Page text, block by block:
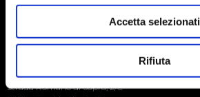
Accetta selezionati
Rifiuta
Social
Menu
Seguici sui social
Steroglass S.r.l.
Strada Romano di Sopra, 2/C